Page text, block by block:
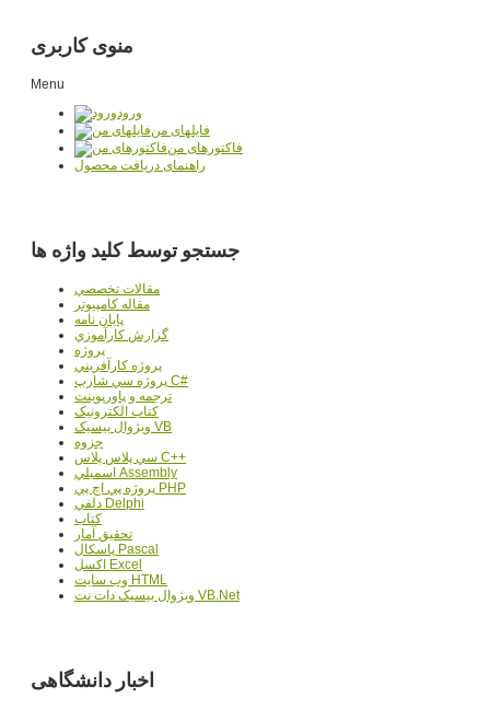
منوی کاربری
Menu
ورود
فایلهای من
فاکتورهای من
راهنمای دریافت محصول
جستجو توسط کلید واژه ها
مقالات تخصصي
مقاله کامپیوتر
پایان نامه
گزارش کارآموزي
پروژه
پروژه کارآفريني
پروژه سي شارپ C#
ترجمه و پاورپوينت
کتاب الکترونيک
ويژوال بيسيک VB
جزوه
سي پلاس پلاس C++
اسمبلي Assembly
پروژه پي اچ پي PHP
دلفي Delphi
کتاب
تحقيق آمار
پاسکال Pascal
اکسل Excel
وب سايت HTML
ويژوال بيسيک دات نت VB.Net
اخبار دانشگاهی